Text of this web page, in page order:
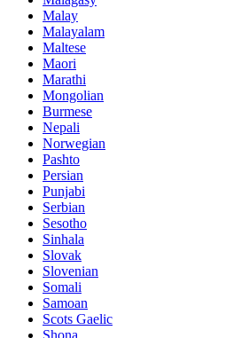
Malay
Malayalam
Maltese
Maori
Marathi
Mongolian
Burmese
Nepali
Norwegian
Pashto
Persian
Punjabi
Serbian
Sesotho
Sinhala
Slovak
Slovenian
Somali
Samoan
Scots Gaelic
Shona